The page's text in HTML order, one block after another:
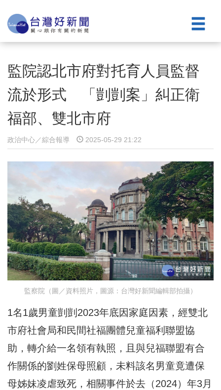
監院認北市府對托育人員監督
流於形式 「剴剴案」糾正衛
福部、雙北市府
政治中心／綜合報導 2025-05-29 21:22
監察院（圖／資料照片，圖源：台灣好新聞編輯部拍攝）
1名1歲男童剴剴2023年底因家庭因素，經雙北
市府社會局和民間社福團體兒童福利聯盟協
助，轉介給一名領有執照，且與兒福聯盟有合
作關係的劉姓保母照顧，未料該名男童竟遭保
母姊妹凌虐致死，相關事件於去（2024）年3月